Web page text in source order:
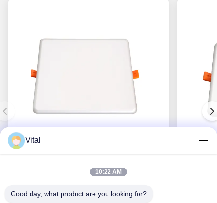
Erhalten Sie besten Preis
Vital
10:22 AM
Good day, what product are you looking for?